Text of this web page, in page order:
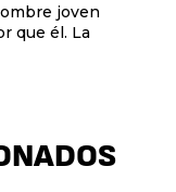
joven
que él. La